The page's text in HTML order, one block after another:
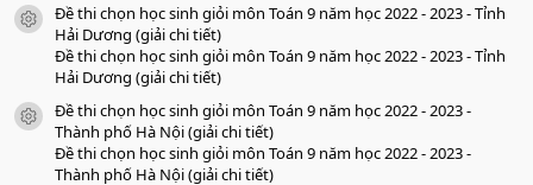
a
o
icon tài liệu
Đề thi chọn học sinh giỏi môn Toán 9 năm học 2022 - 2023 - Tỉnh
Hải Dương (giải chi tiết)
Đề thi chọn học sinh giỏi môn Toán 9 năm học 2022 - 2023 - Tỉnh
Hải Dương (giải chi tiết)
icon tài liệu
Đề thi chọn học sinh giỏi môn Toán 9 năm học 2022 - 2023 -
Thành phố Hà Nội (giải chi tiết)
Đề thi chọn học sinh giỏi môn Toán 9 năm học 2022 - 2023 -
Thành phố Hà Nội (giải chi tiết)